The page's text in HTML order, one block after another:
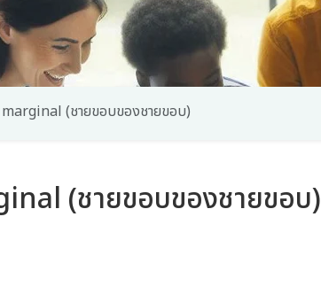
(ชายขอบของชายขอบ)
(ชายขอบของชายขอบ)